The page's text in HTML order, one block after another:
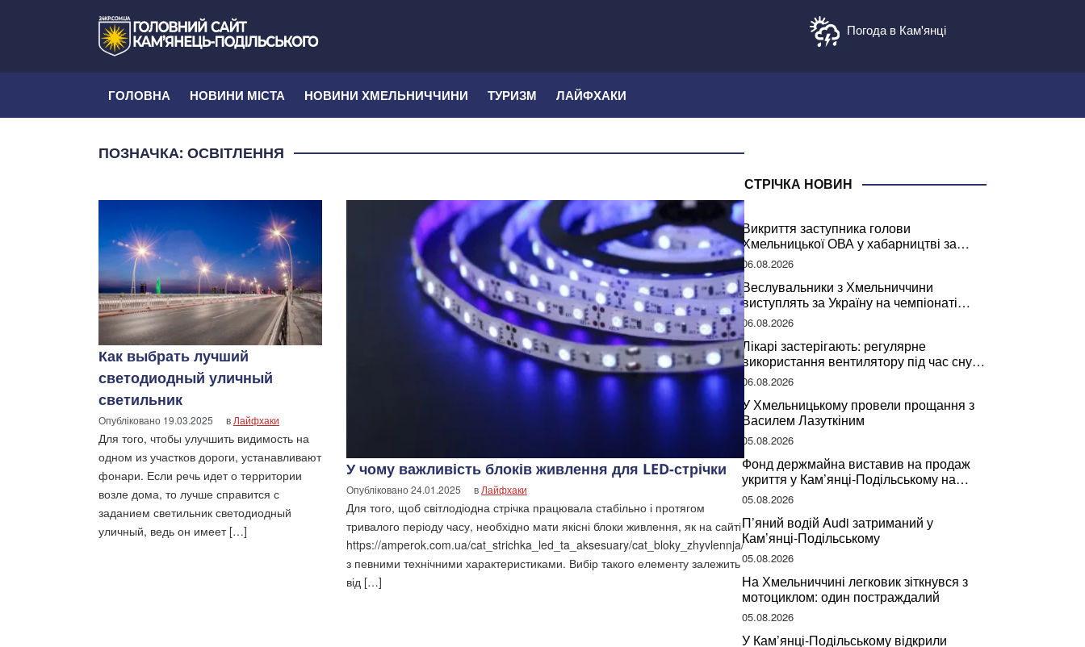
Погода в Кам'янці
ГОЛОВНА НОВИНИ МІСТА НОВИНИ ХМЕЛЬНИЧЧИНИ ТУРИЗМ ЛАЙФХАКИ
ПОЗНАЧКА: ОСВІТЛЕННЯ
Как выбрать лучший
светодиодный уличный
светильник
Опубліковано 19.03.2025 в Лайфхаки
Для того, чтобы улучшить видимость на
одном из участков дороги, устанавливают
фонари. Если речь идет о территории
возле дома, то лучше справится с
заданием светильник светодиодный
уличный, ведь он имеет […]
У чому важливість блоків живлення для LED-стрічки
Опубліковано24.01.2025 в Лайфхаки
Для того, щоб світлодіодна стрічка працювала стабільно і протягом
тривалого періоду часу, необхідно мати якісні блоки живлення, як на сайті
https://amperok.com.ua/cat_strichka_led_ta_aksesuary/cat_bloky_zhyvlennja/
з певними технічними характеристиками. Вибір такого елементу залежить
від […]
СТРІЧКА НОВИН
Викриття заступника голови
Хмельницької ОВА у хабарництві за
підписання контрактів на ремонт доріг
06.08.2026
Веслувальники з Хмельниччини
виступлять за Україну на чемпіонаті
світу
06.08.2026
Лікарі застерігають: регулярне
використання вентилятору під час сну
може негативно вплинути на ваше
здоров’я
06.08.2026
У Хмельницькому провели прощання з
Василем Лазуткіним
05.08.2026
Фонд держмайна виставив на продаж
укриття у Кам’янці-Подільському на
Хмельниччині
05.08.2026
П’яний водій Audi затриманий у
Кам’янці-Подільському
05.08.2026
На Хмельниччині легковик зіткнувся з
мотоциклом: один постраждалий
05.08.2026
У Кам’янці-Подільському відкрили